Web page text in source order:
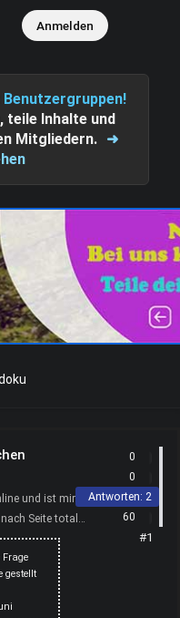
teile Inhalte und
Mitgliedern. ➜
Anmelden
und ist mir
Seite total
angebl...
Frage
gestellt
0
0
Antworten: 2
60
#1